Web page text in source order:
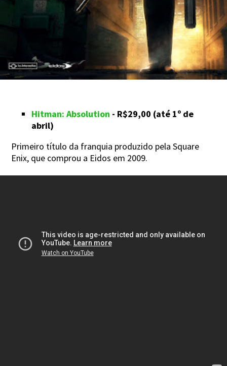
Hitman: Absolution - R$29,00 (até 1º de
abril)
Primeiro título da franquia produzido pela Square
Enix, que comprou a Eidos em 2009.